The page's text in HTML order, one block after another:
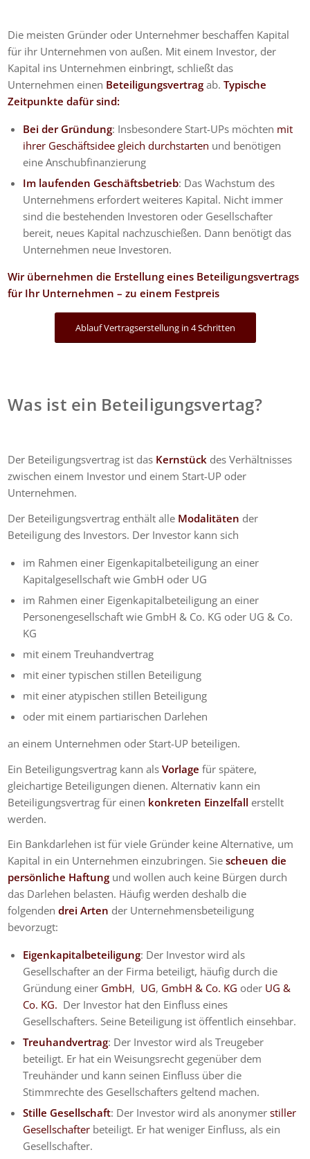
Die meisten Gründer oder Unternehmer beschaffen Kapital
für ihr Unternehmen von außen. Mit einem Investor, der
Kapital ins Unternehmen einbringt, schließt das
Unternehmen einen Beteiligungsvertrag ab.Typische
Zeitpunkte dafür sind:
Bei der Gründung: Insbesondere Start-UPs möchten mit
ihrer Geschäftsidee gleich durchstarten und benötigen
eine Anschubfinanzierung
Im laufenden Geschäftsbetrieb: Das Wachstum des
Unternehmens erfordert weiteres Kapital. Nicht immer
sind die bestehenden Investoren oder Gesellschafter
bereit, neues Kapital nachzuschießen. Dann benötigt das
Unternehmen neue Investoren.
Wir übernehmen die Erstellung eines Beteiligungsvertrags
für Ihr Unternehmen – zu einem Festpreis
Ablauf Vertragserstellung in 4 Schritten
Was ist ein Beteiligungsvertag?
Der Beteiligungsvertrag ist das Kernstück des Verhältnisses
zwischen einem Investor und einem Start-UP oder
Unternehmen.
Der Beteiligungsvertrag enthält alle Modalitäten der
Beteiligung des Investors. Der Investor kann sich
im Rahmen einer Eigenkapitalbeteiligung an einer
Kapitalgesellschaft wie GmbH oder UG
im Rahmen einer Eigenkapitalbeteiligung an einer
Personengesellschaft wie GmbH & Co. KG oder UG & Co.
KG
mit einem Treuhandvertrag
mit einer typischen stillen Beteiligung
mit einer atypischen stillen Beteiligung
oder mit einem partiarischen Darlehen
an einem Unternehmen oder Start-UP beteiligen.
Ein Beteiligungsvertrag kann alsVorlage für spätere,
gleichartige Beteiligungen dienen. Alternativ kann ein
Beteiligungsvertrag für einen konkreten Einzelfall erstellt
werden.
Ein Bankdarlehen ist für viele Gründer keine Alternative, um
Kapital in ein Unternehmen einzubringen. Siescheuen die
persönliche Haftung und wollen auch keine Bürgen durch
das Darlehen belasten. Häufig werden deshalb die
folgendendrei Arten der Unternehmensbeteiligung
bevorzugt:
Eigenkapitalbeteiligung: Der Investor wird als
Gesellschafter an der Firma beteiligt, häufig durch die
Gründung einer GmbH, UG, GmbH & Co. KG oder UG &
Co. KG. Der Investor hat den Einfluss eines
Gesellschafters. Seine Beteiligung ist öffentlich einsehbar.
Treuhandvertrag: Der Investor wird als Treugeber
beteiligt. Er hat ein Weisungsrecht gegenüber dem
Treuhänder und kann seinen Einfluss über die
Stimmrechte des Gesellschafters geltend machen.
Stille Gesellschaft: Der Investor wird als anonymerstiller
Gesellschafter beteiligt. Er hat weniger Einfluss, als ein
Gesellschafter.